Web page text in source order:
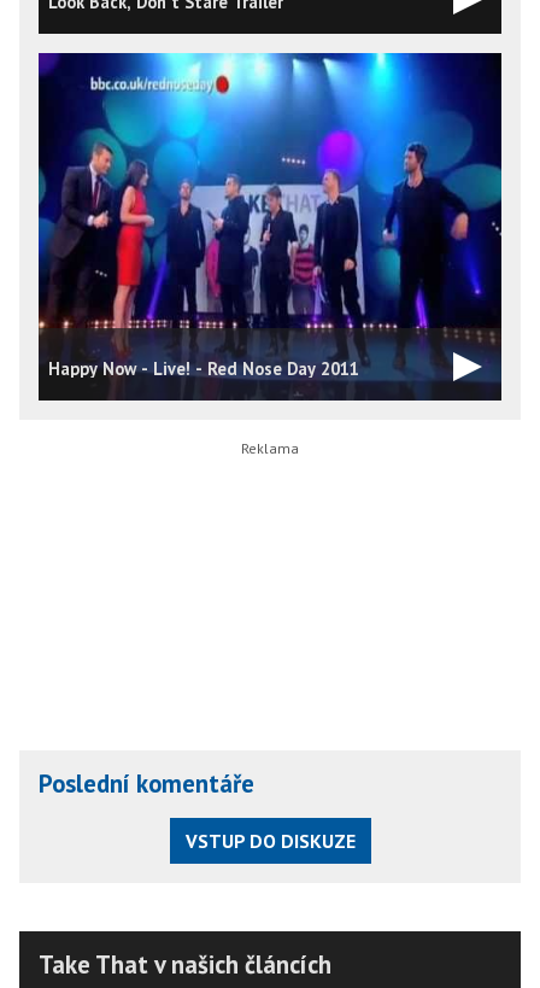
Happy Now - Live! - Red Nose Day 2011
Poslední komentáře
VSTUP DO DISKUZE
Take That v našich článcích